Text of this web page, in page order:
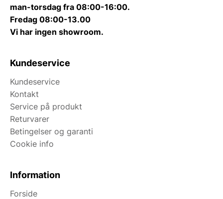
man-torsdag fra 08:00-16:00.
Fredag 08:00-13.00
Vi har ingen showroom.
Kundeservice
Kundeservice
Kontakt
Service på produkt
Returvarer
Betingelser og garanti
Cookie info
Information
Forside